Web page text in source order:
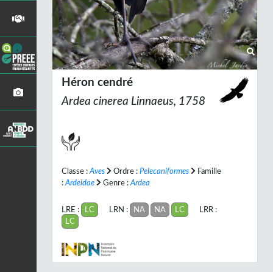
Héron cendré
Ardea cinerea Linnaeus, 1758
Classe : Aves Ordre : Pelecaniformes
Famille
: Ardeidae Genre : Ardea
LRE : LC LRN : NA NA LC
LRR :
LC